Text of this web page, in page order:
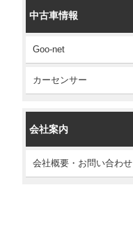
中古車情報
Goo-net
カーセンサー
会社案内
会社概要・お問い合わせ